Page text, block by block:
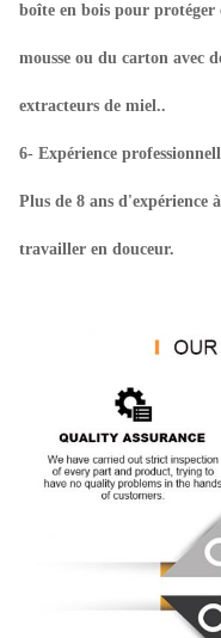
boîte en bois pour
mousse ou du carton avec
extracteurs de miel..
6- Expérience
Plus de 8 ans
travailler en douceur.